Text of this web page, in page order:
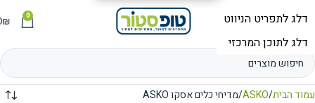
תפריט 0
₪
עמוד הבית ASKO מדיחי כלים אסקו ASKO